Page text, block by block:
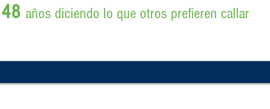
48 años diciendo lo que otros prefieren callar